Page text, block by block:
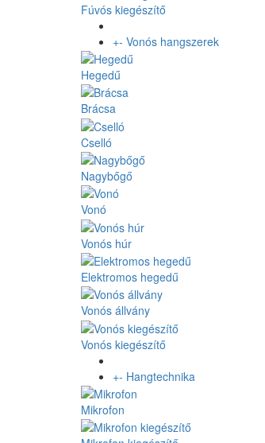
Fúvós kiegészítő
+- Vonós hangszerek
Hegedű
Brácsa
Cselló
Nagybőgő
Vonó
Vonós húr
Elektromos hegedű
Vonós állvány
Vonós kiegészítő
+- Hangtechnika
Mikrofon